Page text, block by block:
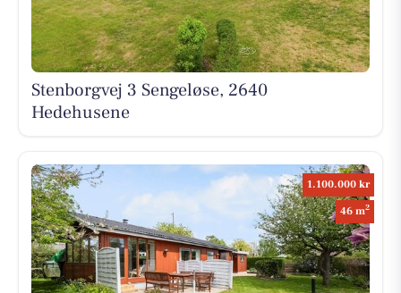
Stenborgvej 3 Sengeløse, 2640
Hedehusene
1.100.000 kr
46 m2